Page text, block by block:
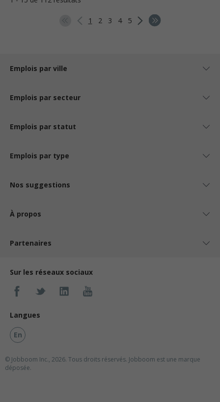
1 2 3 4 5
Emplois par ville
Emplois par secteur
Emplois par statut
Emplois par type
Nos suggestions
À propos
Partenaires
Sur les réseaux sociaux
Langues
En
© Jobboom Inc., 2026. Tous droits réservés. Jobboom est une marque
déposée.